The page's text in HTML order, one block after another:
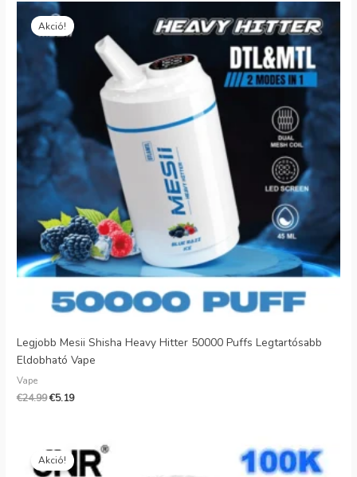
Akció!
Legjobb Mesii Shisha Heavy Hitter 50000 Puffs Legtartósabb
Eldobható Vape
Vape
€24.99
Eredeti
ár:
€24.99.
€5.19
ár:
€5.19.
Akció!
ár:
€26.99.
Jelenlegi
ár:
€7.99.